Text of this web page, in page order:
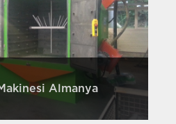
Almanya